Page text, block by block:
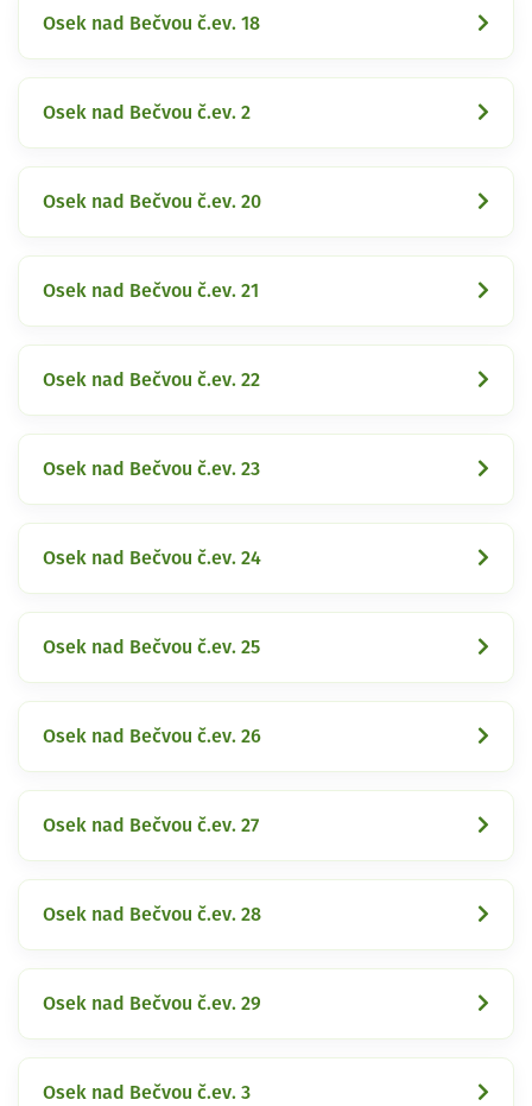
Osek nad Bečvou č.ev. 18
Osek nad Bečvou č.ev. 2
Osek nad Bečvou č.ev. 20
Osek nad Bečvou č.ev. 21
Osek nad Bečvou č.ev. 22
Osek nad Bečvou č.ev. 23
Osek nad Bečvou č.ev. 24
Osek nad Bečvou č.ev. 25
Osek nad Bečvou č.ev. 26
Osek nad Bečvou č.ev. 27
Osek nad Bečvou č.ev. 28
Osek nad Bečvou č.ev. 29
Osek nad Bečvou č.ev. 3